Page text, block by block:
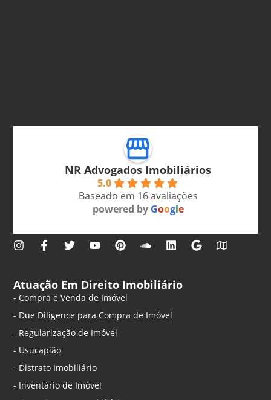
NR Advogados Imobiliários
5.0
Baseado em 16 avaliações
powered by Google
Atuação Em Direito Imobiliário
- Compra e Venda de Imóvel
- Due Diligence para Compra de Imóvel
- Regularização de Imóvel
- Usucapião
- Distrato Imobiliário
- Inventário de Imóvel